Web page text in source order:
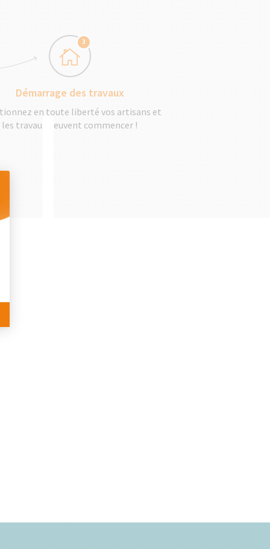
3
Démarrage des travaux
en toute liberté vos artisans et
les travaux peuvent commencer !
vos Options